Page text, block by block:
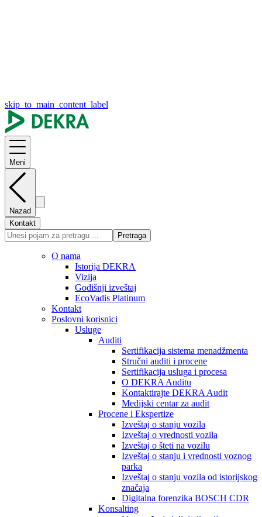
skip_to_main_content_label
Meni
Nazad
Kontakt
Pretraga
O nama
Istorija DEKRA
Vizija
Godišnji izveštaj
EcoVadis Platinum
Kontakt
Poslovni korisnici
Usluge
Auditi
Sertifikacija sistema menadžmenta
Stručni auditi i procene
Sertifikacija usluga i procesa
O DEKRA Auditu
Kontaktirajte DEKRA Audit
Medijski centar za audit
Procene i Ekspertize
Izveštaj o stanju vozila
Izveštaj o vrednosti vozila
Izveštaj o šteti na vozilu
Izveštaj o stanju i vrednosti voznog
parka
Izveštaj o stanju vozila od istorijskog
značaja
Digitalna forenzika BOSCH CDR
Konsalting